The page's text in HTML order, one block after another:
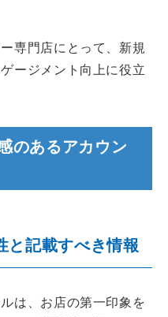
専門店にとって、新規
ージメント向上に役立
のあるアカウン
と記載すべき情報
は、お店の第一印象を